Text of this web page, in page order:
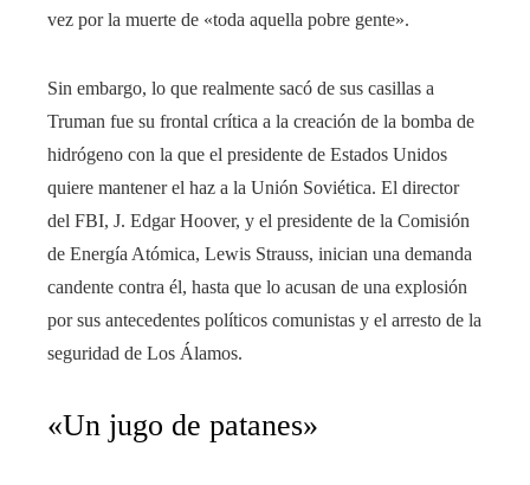
vez por la muerte de «toda aquella pobre gente».
Sin embargo, lo que realmente sacó de sus casillas a
Truman fue su frontal crítica a la creación de la bomba de
hidrógeno con la que el presidente de Estados Unidos
quiere mantener el haz a la Unión Soviética. El director
del FBI, J. Edgar Hoover, y el presidente de la Comisión
de Energía Atómica, Lewis Strauss, inician una demanda
candente contra él, hasta que lo acusan de una explosión
por sus antecedentes políticos comunistas y el arresto de la
seguridad de Los Álamos.
«Un jugo de patanes»